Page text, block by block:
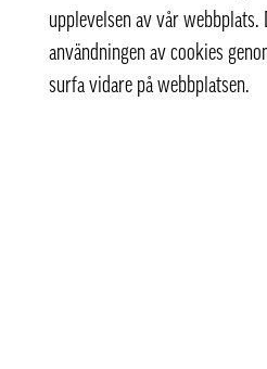
upplevelsen av vår webbplats.
användningen av cookies
surfa vidare på webbplatsen.